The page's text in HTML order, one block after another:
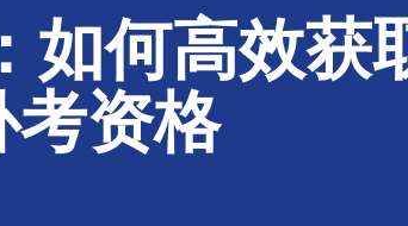
如何高效获
考资格